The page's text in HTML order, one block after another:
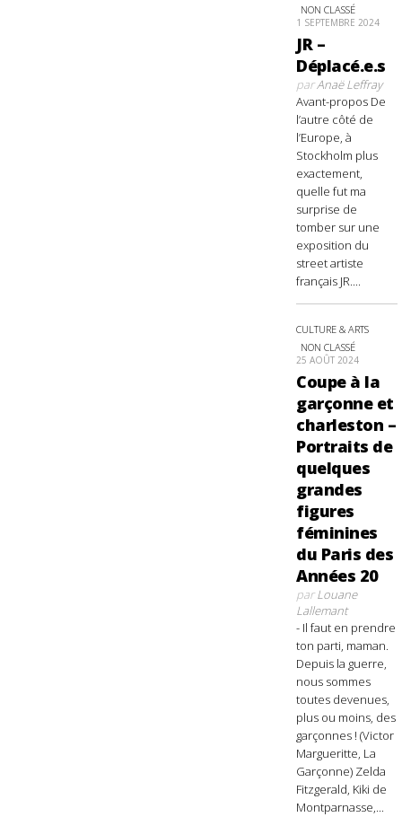
NON CLASSÉ
1 SEPTEMBRE 2024
JR –
Déplacé.e.s
parAnaë Leffray
Avant-propos De
l’autre côté de
l’Europe, à
Stockholm plus
exactement,
quelle fut ma
surprise de
tomber sur une
exposition du
street artiste
français JR....
CULTURE & ARTS
NON CLASSÉ
25 AOÛT 2024
Coupe à la
garçonne et
charleston –
Portraits de
quelques
grandes
figures
féminines
du Paris des
Années 20
parLouane
Lallemant
- Il faut en prendre
ton parti, maman.
Depuis la guerre,
nous sommes
toutes devenues,
plus ou moins, des
garçonnes ! (Victor
Margueritte, La
Garçonne) Zelda
Fitzgerald, Kiki de
Montparnasse,...